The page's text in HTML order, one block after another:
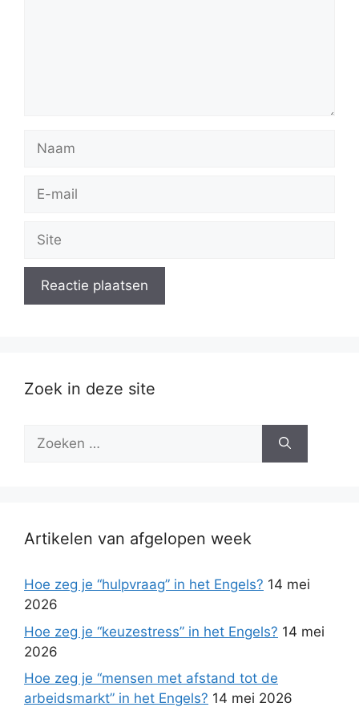
Naam
Site
Zoek in deze site
Zoek
Artikelen van afgelopen week
Hoe zeg je “hulpvraag” in het Engels? 14 mei
2026
Hoe zeg je “keuzestress” in het Engels? 14 mei
2026
Hoe zeg je “mensen met afstand tot de
arbeidsmarkt” in het Engels? 14 mei 2026